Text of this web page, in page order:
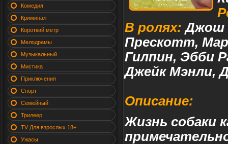
Комедия
Криминал
Короткий метр
Мелодрамы
Музыкальный
Мистика
Приключения
Спорт
Семейный
Трилеер
TV Для взрослых 18+
Ужасы
В ролях: Джош
Прескотт,
Гилпин, Эбби
Джейк Мэнли,
Описание:
Жизнь собаки